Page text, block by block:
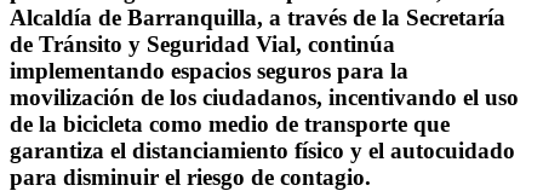
Alcaldía de Barranquilla, a través de la Secretaría
de Tránsito y Seguridad Vial, continúa
implementando espacios seguros para la
movilización de los ciudadanos, incentivando el uso
de la bicicleta como medio de transporte que
garantiza el distanciamiento físico y el autocuidado
para disminuir el riesgo de contagio.